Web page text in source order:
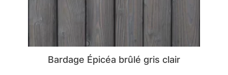
Bardage Épicéa brûlé gris clair